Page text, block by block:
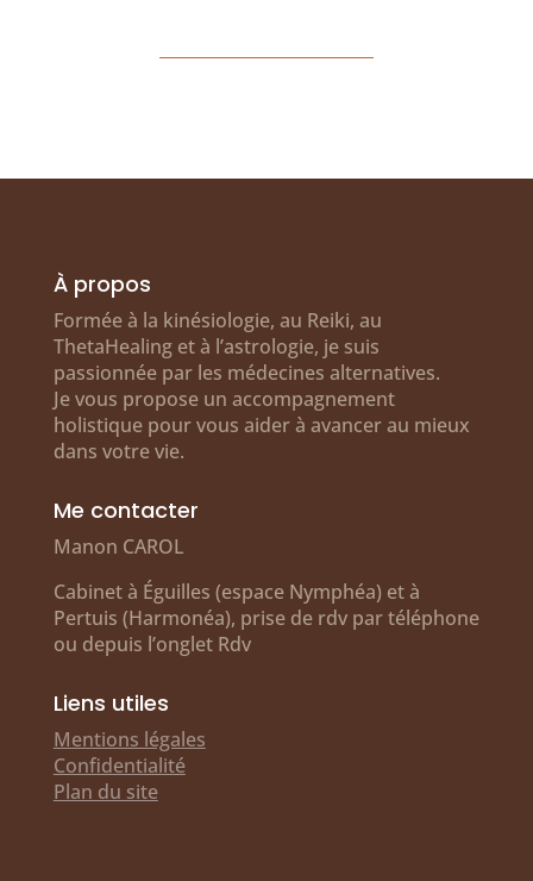
À propos
Formée à la kinésiologie, au Reiki, au
ThetaHealing et à l’astrologie, je suis
passionnée par les médecines alternatives.
Je vous propose un accompagnement
holistique pour vous aider à avancer au mieux
dans votre vie.
Me contacter
Manon CAROL
Cabinet à Éguilles (espace Nymphéa) et à
Pertuis (Harmonéa), prise de rdv par téléphone
ou depuis l’onglet Rdv
Liens utiles
Mentions légales
Confidentialité
Plan du site